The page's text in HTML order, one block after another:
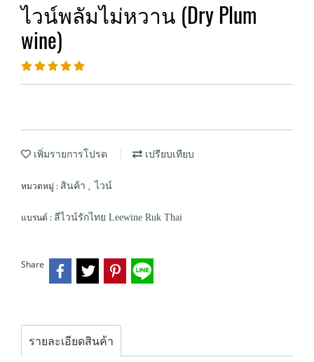
ไวน์พลัมไม่หวาน (Dry Plum
wine)
เพิ่มรายการโปรด เปรียบเทียบ
หมวดหมู่ : สินค้า , ไวน์
แบรนด์ : ลีไวน์รักไทย Leewine Ruk Thai
Share
รายละเอียดสินค้า